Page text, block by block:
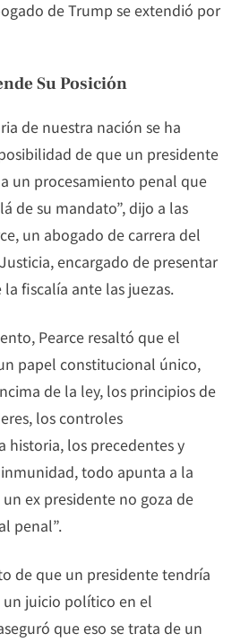
de Trump se extendió por
Su Posición
de nuestra nación se ha
de que un presidente
un procesamiento penal que
de su mandato”, dijo a las
un abogado de carrera del
encargado de presentar
fiscalía ante las juezas.
Pearce resaltó que el
papel constitucional único,
de la ley, los principios de
los controles
historia, los precedentes y
todo apunta a la
ex presidente no goza de
penal”.
de que un presidente tendría
juicio político en el
que eso se trata de un